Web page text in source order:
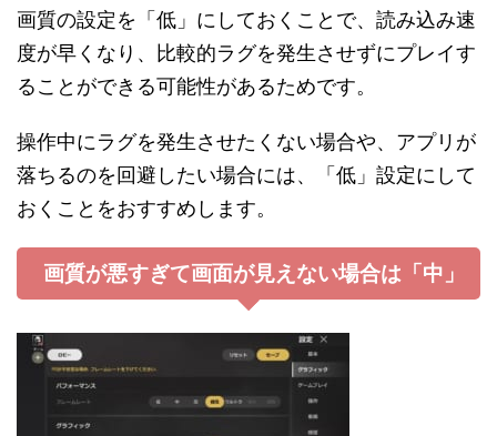
画質の設定を「低」にしておくことで、読み込み速
度が早くなり、比較的ラグを発生させずにプレイす
ることができる可能性があるためです。
操作中にラグを発生させたくない場合や、アプリが
落ちるのを回避したい場合には、「低」設定にして
おくことをおすすめします。
画質が悪すぎて画面が見えない場合は「中」